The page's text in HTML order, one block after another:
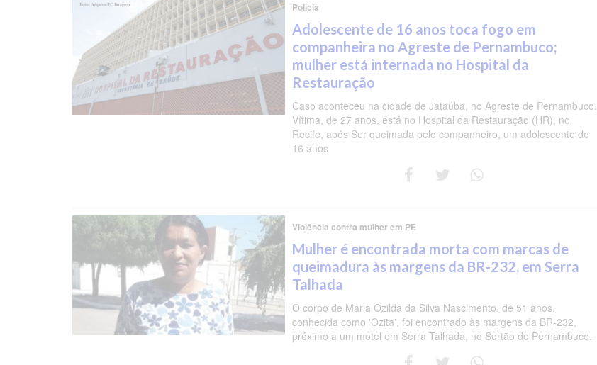
Polícia
Adolescente de 16 anos toca fogo em
companheira no Agreste de Pernambuco;
mulher está internada no Hospital da
Restauração
Caso aconteceu na cidade de Jataúba, no Agreste de Pernambuco.
Vítima, de 27 anos, está no Hospital da Restauração (HR), no
Recife, após Ser queimada pelo companheiro, um adolescente de
16 anos
Violência contra mulher em PE
Mulher é encontrada morta com marcas de
queimadura às margens da BR-232, em Serra
Talhada
O corpo de Maria Ozilda da Silva Nascimento, de 51 anos,
conhecida como 'Ozita', foi encontrado às margens da BR-232,
próximo a um motel em Serra Talhada, no Sertão de Pernambuco.